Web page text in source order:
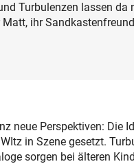
Turbulenzen lassen
ihr
neue Perspektiven: Die
in Szene gesetzt.
sorgen bei älteren